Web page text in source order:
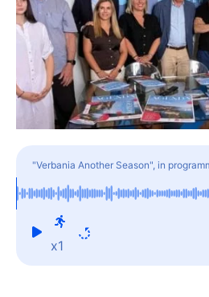
"Verbania Another Season", in
giugno a novembre
x1